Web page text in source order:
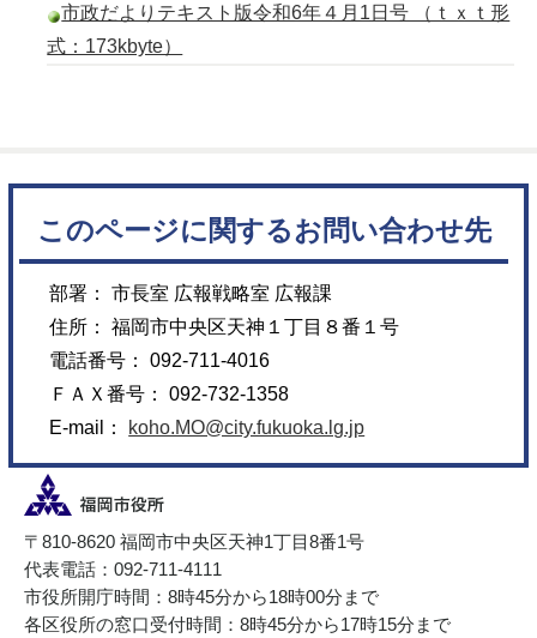
市政だよりテキスト版令和6年４月1日号 （ｔｘｔ形
式：173kbyte）
このページに関するお問い合わせ先
部署： 市長室 広報戦略室 広報課
住所： 福岡市中央区天神１丁目８番１号
電話番号： 092-711-4016
ＦＡＸ番号： 092-732-1358
E-mail：
koho.MO@city.fukuoka.lg.jp
〒810-8620 福岡市中央区天神1丁目8番1号
代表電話：092-711-4111
市役所開庁時間：8時45分から18時00分まで
各区役所の窓口受付時間：8時45分から17時15分まで